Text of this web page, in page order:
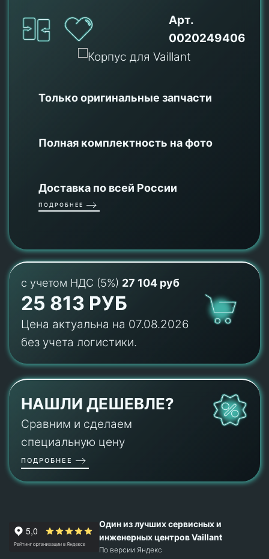
Арт.
0020249406
Только оригинальные запчасти
Полная комплектность на фото
Доставка по всей России
ПОДРОБНЕЕ
с учетом НДС (5%) 27 104 руб
25 813 РУБ
Цена актуальна на 07.08.2026
без учета логистики.
НАШЛИ ДЕШЕВЛЕ?
Сравним и сделаем
специальную цену
ПОДРОБНЕЕ
Один из лучших сервисных и
инженерных центров Vaillant
По версии Яндекс